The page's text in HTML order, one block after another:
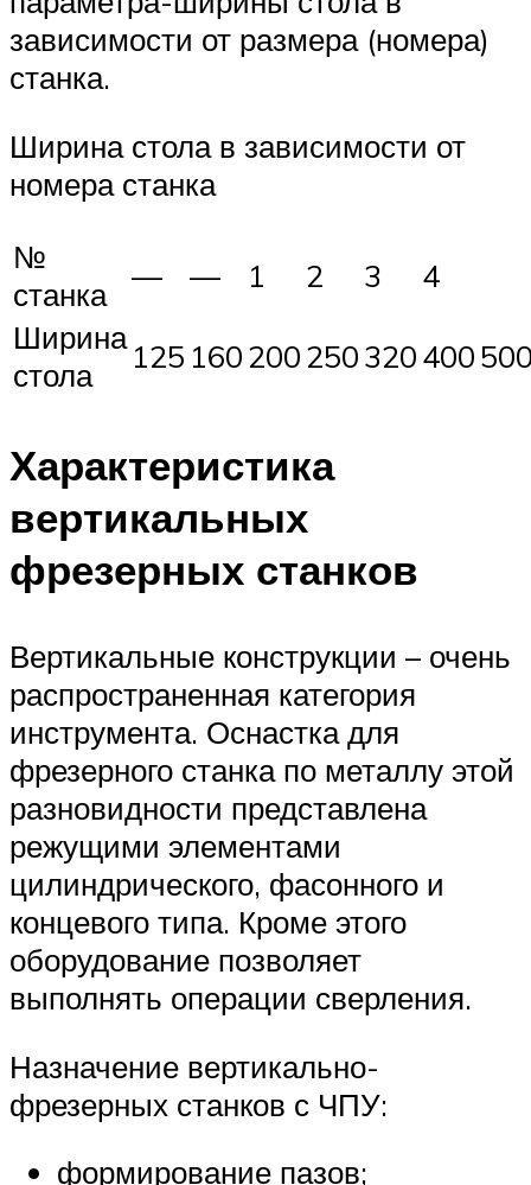
зависимости от размера (номера)
станка.
Ширина стола в зависимости от
номера станка
№
станка
— — 1 2 3
4
Ширина
стола
125 160200250320400
Характеристика
вертикальных
фрезерных станков
Вертикальные конструкции – очень
распространенная категория
инструмента. Оснастка для
фрезерного станка по металлу этой
разновидности представлена
режущими элементами
цилиндрического, фасонного и
концевого типа. Кроме этого
оборудование позволяет
выполнять операции сверления.
Назначение вертикально-
фрезерных станков с ЧПУ:
формирование пазов;